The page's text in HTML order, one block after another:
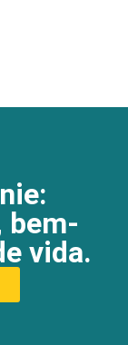
bem-
vida.